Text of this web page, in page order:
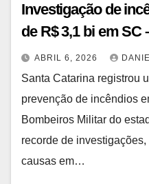
Investigação de
de R$ 3,1 bi em SC
ABRIL 6, 2026
Santa Catarina registrou
prevenção de incêndios
Bombeiros Militar do
recorde de
causas em…